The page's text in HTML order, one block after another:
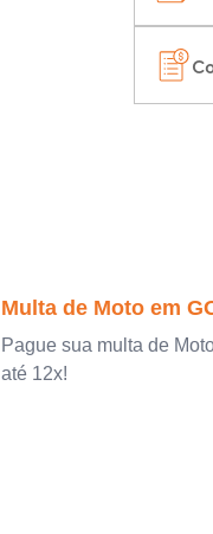
Multa de Moto em
Pague sua multa de
até 12x!